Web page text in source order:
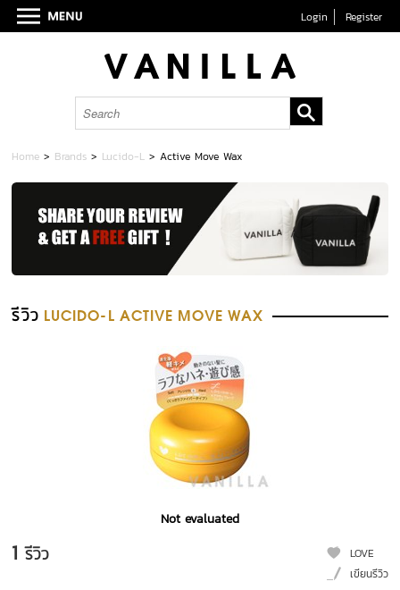
Login Register
Home > Brands > Lucido-L >Active Move Wax
รีวิว LUCIDO-L ACTIVE MOVE WAX
Not evaluated
1 รีวิว
LOVE
เขียนรีวิว